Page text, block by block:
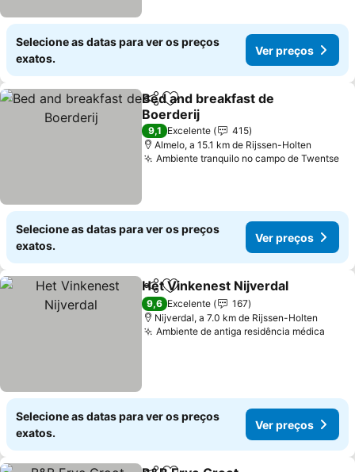
Selecione as datas para ver os preços
exatos.
Ver preços
PartilharAdicionar aos favoritos
Bed and breakfast de
Boerderij
Ver preços
9,1 Excelente
415
Almelo, a 15.1 km de Rijssen-Holten
Ambiente tranquilo no campo de Twentse
Selecione as datas para ver os preços
exatos.
Ver preços
PartilharAdicionar aos favoritos
Het Vinkenest Nijverdal
9,6 Excelente
167
Nijverdal, a 7.0 km de Rijssen-Holten
Ambiente de antiga residência médica
Selecione as datas para ver os preços
exatos.
Ver preços